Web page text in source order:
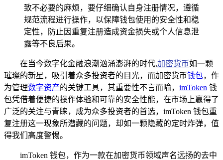
致不必要的麻烦，要仔细确认自身注册情况，遵循
规范流程进行操作，以保障钱包使用的安全性和稳
定性，防止因重复注册造成资金损失或个人信息泄
露等不良后果。
在当今数字化金融浪潮汹涌澎湃的时代,加密货币如一颗
璀璨的新星，吸引着众多投资者的目光，而加密货币钱包，作
为管理数字资产的关键工具，其重要性不言而喻， imToken 钱
包凭借着便捷的操作体验和可靠的安全性能，在市场上赢得了
广泛的关注与青睐，成为众多投资者的首选，imToken 钱包重
复注册这一现象所潜藏的问题，却如一颗隐藏的定时炸弹，值
得我们高度警惕。
imToken 钱包，作为一款在加密货币领域声名远扬的去中